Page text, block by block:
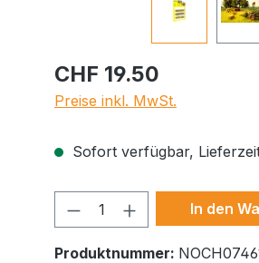
CHF 19.50
Preise inkl. MwSt.
Sofort verfügbar,
Produkt Anzahl:
In den
Produktnummer: